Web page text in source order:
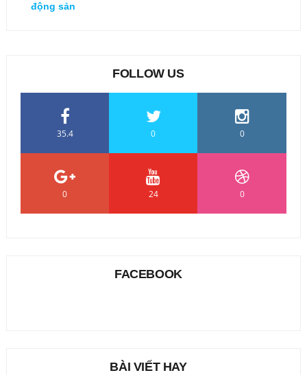
động sản
FOLLOW US
35.4 0 0
0 24 0
FACEBOOK
BÀI VIẾT HAY